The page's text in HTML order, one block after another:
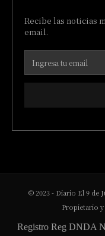
Recibe las noticias
email.
© 2023 - Diario El 9 de
Propietario
Registro Reg DNDA